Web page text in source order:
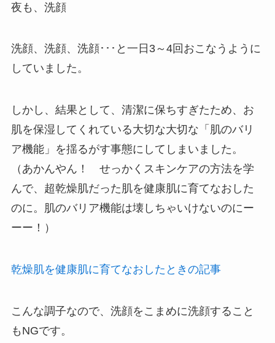
夜も、洗顔
洗顔、洗顔、洗顔･･･と一日3～4回おこなうように
していました。
しかし、結果として、清潔に保ちすぎたため、お
肌を保湿してくれている大切な大切な「肌のバリ
ア機能」を揺るがす事態にしてしまいました。
（あかんやん！ せっかくスキンケアの方法を学
んで、超乾燥肌だった肌を健康肌に育てなおした
のに。肌のバリア機能は壊しちゃいけないのにー
ーー！）
乾燥肌を健康肌に育てなおしたときの記事
こんな調子なので、洗顔をこまめに洗顔すること
もNGです。